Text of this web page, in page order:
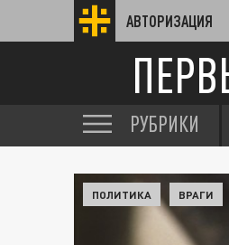
АВТОРИЗАЦИЯ
РУБРИКИ
ПОЛИТИКА ВРАГИ